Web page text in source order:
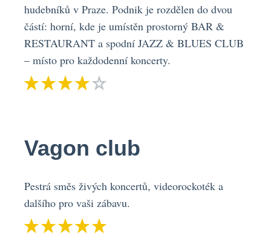
hudebníků v Praze. Podnik je rozdělen do dvou
částí: horní, kde je umístěn prostorný BAR &
RESTAURANT a spodní JAZZ & BLUES CLUB
– místo pro každodenní koncerty.
Vagon club
Pestrá směs živých koncertů, videorockoték a
dalšího pro vaši zábavu.